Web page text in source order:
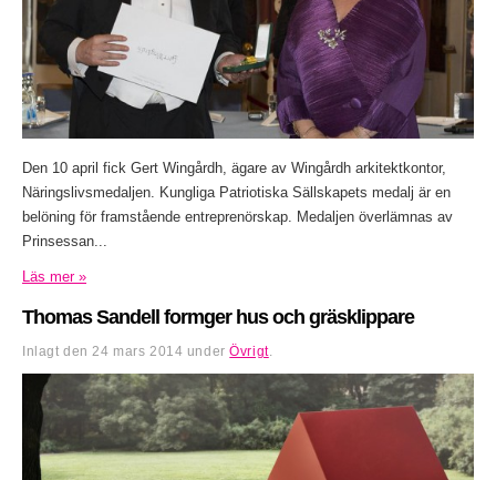
Den 10 april fick Gert Wingårdh, ägare av Wingårdh arkitektkontor,
Näringslivsmedaljen. Kungliga Patriotiska Sällskapets medalj är en
belöning för framstående entreprenörskap. Medaljen överlämnas av
Prinsessan...
Läs mer »
Thomas Sandell formger hus och gräsklippare
Inlagt den 24 mars 2014 underÖvrigt.